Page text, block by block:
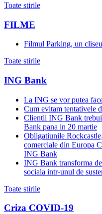
Toate stirile
FILME
Filmul Parking, un
Toate stirile
ING Bank
La ING se vor putea
Cum evitam tentativele
Clientii ING Bank
Bank pana in 20 martie
Obligatiunile
comerciale din Europa
ING Bank
ING Bank transforma
sociala intr-unul de
Toate stirile
Criza COVID-19